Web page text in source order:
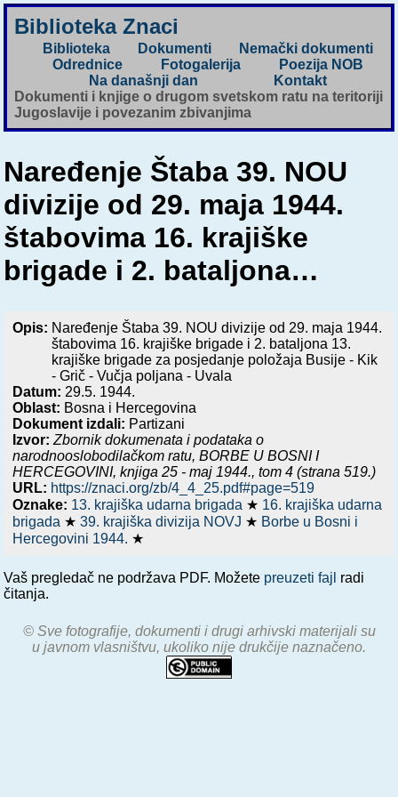
Biblioteka Znaci
Biblioteka Dokumenti
Nemački dokumenti
Odrednice
Fotogalerija
Poezija NOB
Na današnji dan
Kontakt
Dokumenti i knjige o drugom svetskom ratu na teritoriji
Jugoslavije i povezanim zbivanjima
Naređenje Štaba 39. NOU
divizije od 29. maja 1944.
štabovima 16. krajiške
brigade i 2. bataljona…
Opis: Naređenje Štaba 39. NOU divizije od 29. maja 1944.
štabovima 16. krajiške brigade i 2. bataljona 13.
krajiške brigade za posjedanje položaja Busije - Kik
- Grič - Vučja poljana - Uvala
Datum: 29.5. 1944.
Oblast: Bosna i Hercegovina
Dokument izdali: Partizani
Izvor: Zbornik dokumenata i podataka o
narodnooslobodilačkom ratu,BORBE U BOSNI I
HERCEGOVINI, knjiga 25 - maj 1944., tom 4 (strana 519.)
URL: https://znaci.org/zb/4_4_25.pdf#page=519
Oznake: 13. krajiška udarna brigada ★ 16. krajiška udarna
brigada ★39. krajiška divizija NOVJ ★ Borbe u Bosni i
Hercegovini 1944. ★
Vaš pregledač ne podržava PDF. Možete preuzeti fajl radi
čitanja.
© Sve fotografije, dokumenti i drugi arhivski materijali su
u javnom vlasništvu, ukoliko nije drukčije naznačeno.